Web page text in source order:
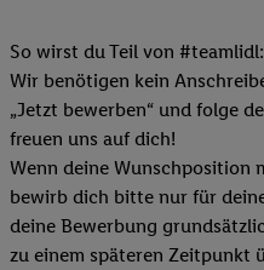
So wirst du Teil von #teamlidl:
Wir benötigen kein
„Jetzt bewerben“ und folge
freuen uns auf dich!
Wenn deine Wunschposition
bewirb dich bitte nur für
deine Bewerbung
zu einem späteren Zeitpunkt